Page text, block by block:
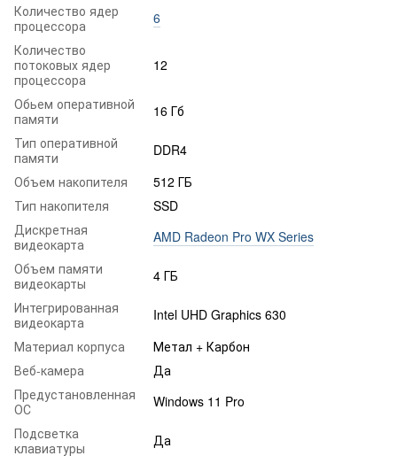
Количество ядер
процессора
6
Количество
потоковых ядер
процессора
12
Обьем оперативной
памяти
16 Гб
Тип оперативной
памяти
DDR4
Объем накопителя
512 ГБ
Тип накопителя
SSD
Дискретная
видеокарта
AMD Radeon Pro WX Series
Объем памяти
видеокарты
4 ГБ
Интегрированная
видеокарта
Intel UHD Graphics 630
Материал корпуса
Метал + Карбон
Веб-камера
Да
Предустановленная
ОС
Windows 11 Pro
Подсветка
клавиатуры
Да